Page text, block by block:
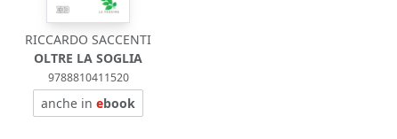
RICCARDO SACCENTI
OLTRE LA SOGLIA
9788810411520
anche inebook